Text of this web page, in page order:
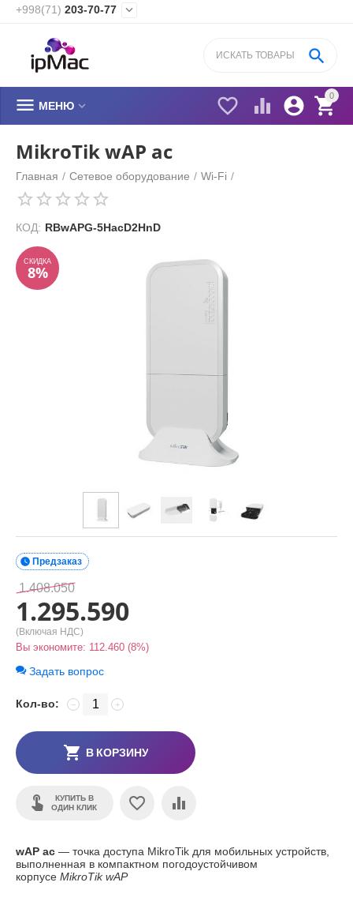
+998(71) 203-70-77 
0


 

 МЕНЮ 
MikroTik wAP ac
Главная / Сетевое оборудование / Wi-Fi /
КОД: RBwAPG-5HacD2HnD
Предзаказ

1.408.050
1.295.590
(Включая НДС)
Вы экономите: 112.460 (8%)
Задать вопрос
Кол-во: +
−
В КОРЗИНУ
КУПИТЬ В
ОДИН КЛИК
wAP ac — точка доступа MikroTik для мобильных устройств,
выполненная в компактном погодоустойчивом
корпусе MikroTik wAP